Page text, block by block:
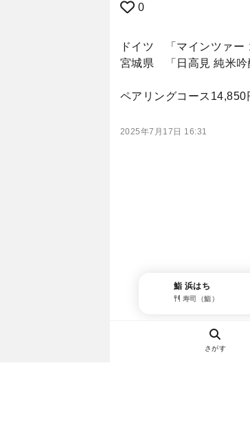
0
ドイツ 「マインツァー
宮城県 「日高見 純米吟
ペアリングコース14,850
2025年7月17日 16:31
鮨 浜はち
寿司（鮨）
さがす